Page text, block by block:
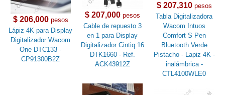
$ 206,000pesos
Lápiz 4K para Display
Digitalizador Wacom
One DTC133 -
CP91300B2Z
$ 207,000pesos
Cable de repuesto 3
en 1 para Display
Digitalizador Cintiq 16
DTK1660 - Ref.
ACK43912Z
$ 207,310pesos
Tabla Digitalizadora
Wacom Intuos
Comfort S Pen
Bluetooth Verde
Pistacho - Lapiz 4K -
inalámbrica -
CTL4100WLE0